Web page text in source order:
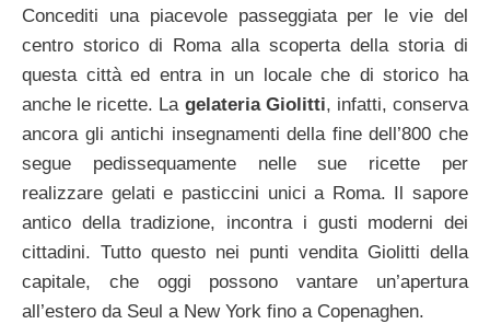
Concediti una piacevole passeggiata per le vie del
centro storico di Roma alla scoperta della storia di
questa città ed entra in un locale che di storico ha
anche le ricette. Lagelateria Giolitti, infatti, conserva
ancora gli antichi insegnamenti della fine dell’800 che
segue pedissequamente nelle sue ricette per
realizzare gelati e pasticcini unici a Roma. Il sapore
antico della tradizione, incontra i gusti moderni dei
cittadini. Tutto questo nei punti vendita Giolitti della
capitale, che oggi possono vantare un’apertura
all’estero da Seul a New York fino a Copenaghen.